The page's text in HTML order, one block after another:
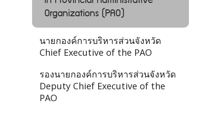
Organizations (PAO)
นายกองค์การบริหารส่วนจังหวัด
Chief Executive of the PAO
รองนายกองค์การบริหารส่วนจังหวัด
Deputy Chief Executive of the
PAO